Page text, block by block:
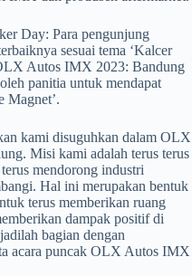
Day: Para pengunjung
sesuai tema ‘Kalcer
Autos IMX 2023: Bandung
panitia untuk mendapat
Magnet’.
kami disuguhkan dalam OLX
Misi kami adalah terus terus
mendorong industri
Hal ini merupakan bentuk
terus memberikan ruang
dampak positif di
bagian dengan
acara puncak OLX Autos IMX